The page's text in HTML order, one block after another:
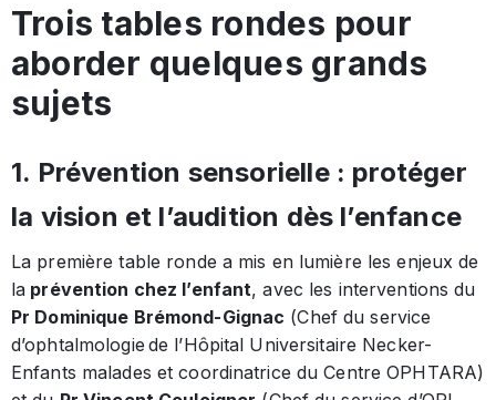
Trois tables rondes pour
aborder quelques grands
sujets
1. Prévention sensorielle : protéger
la vision et l’audition dès l’enfance
La première table ronde a mis en lumière les enjeux de
la prévention chez l’enfant, avec les interventions du
Pr Dominique Brémond-Gignac (Chef du service
d’ophtalmologie de l’Hôpital Universitaire Necker-
Enfants malades et coordinatrice du Centre OPHTARA)